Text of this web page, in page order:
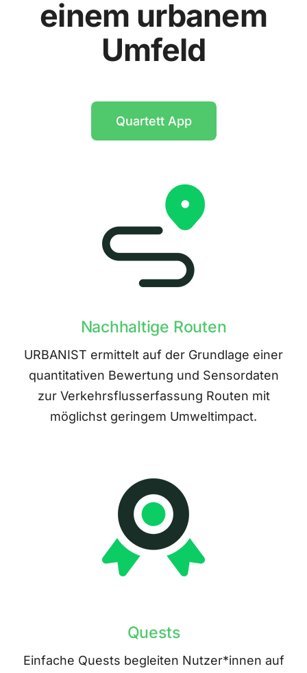
einem urbanem
Umfeld
Quartett App
Nachhaltige Routen
URBANIST ermittelt auf der Grundlage einer
quantitativen Bewertung und Sensordaten
zur Verkehrsflusserfassung Routen mit
möglichst geringem Umweltimpact.
Quests
Einfache Quests begleiten Nutzer*innen auf